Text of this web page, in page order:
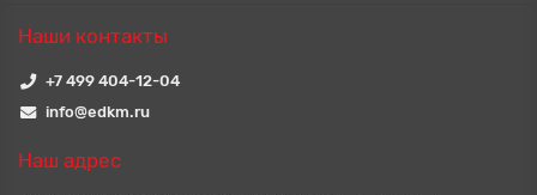
Наши контакты
+7 499 404-12-04
info@edkm.ru
Наш адрес